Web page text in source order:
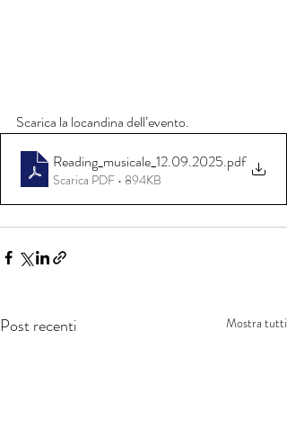
Scarica la locandina dell’evento.
Reading_musicale_12.09.2025.pdf
Scarica PDF • 894KB
Post recenti Mostra tutti